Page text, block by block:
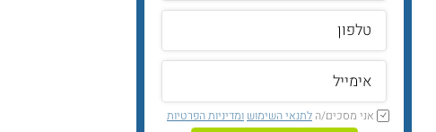
אני מסכים/הלתנאי השימוש ומדיניות הפרטיות